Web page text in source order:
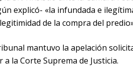
explicó- «la infundada e
de la compra del
mantuvo la apelación
la Corte Suprema de Justicia.